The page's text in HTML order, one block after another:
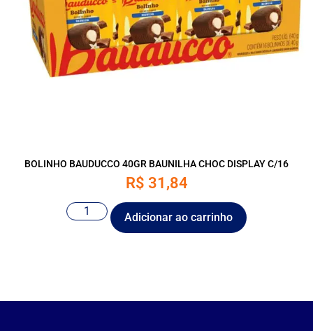
BOLINHO BAUDUCCO 40GR BAUNILHA CHOC DISPLAY C/16
R$ 31,84
Adicionar ao carrinho